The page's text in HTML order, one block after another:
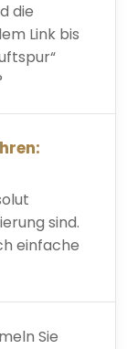
die
Link bis
sind.
einfache
Sie